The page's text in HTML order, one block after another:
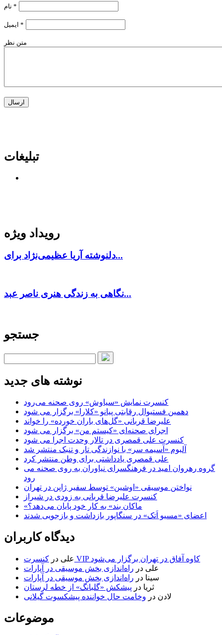
*
*
متن نظر
تبلیغات
رویداد ویژه
دلنوشته آریا عظیمی‌نژاد برای...
نگاهی به زندگی هنری ناصر عبد...
جستجو
نوشته های جدید
کنسرت‌ نمایش «سیاوش» روی صحنه می‌رود
دهمین فستیوال رقابتی پیانو «کلارا» برگزار می شود
علیرضا قربانی «گل‌های باران خورده» را خواند
اجرای صحنه‌ای «کیستم من» برگزار می شود
کنسرت علی قمصری در تالار وحدت اجرا می شود
آلبوم «آسیمه سر» با نوازندگی تار و تنبک منتشر شد
علی قمصری یادداشتی برای وطن منتشر کرد
گروه رهروان امید در فرهنگسرای نیاوران به روی صحنه می
رود
نواختن موسیقی «اوشین» توسط سفیر ژاپن در تهران
کنسرت علیرضا قربانی به زودی در شیراز
«ماکان بند» به کار خود پایان می‌دهد؟
اعضای «مسیو اَتک» در سنگاپور بازداشت و بازجویی شدند
دیدگاه کاربران
علی در
کنسرت VIP کاوه آفاق در تهران برگزار می‌شود
علی در راه‌اندازی بخش موسیقی در آپارات
سینا در راه‌اندازی بخش موسیقی در آپارات
ثریا در پیشکش «گلبانگ» از خطه لرستان
لادن در وخامت حال خواننده پیشکسوت گیلانی
موضوعات